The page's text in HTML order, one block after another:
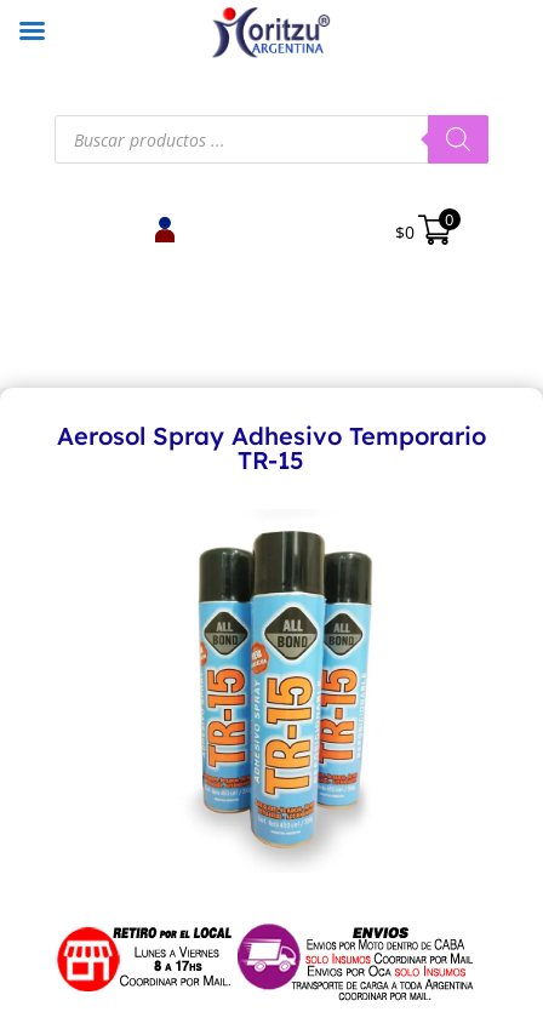
Búsqueda
productos
$0
0
Aerosol Spray Adhesivo Temporario
TR-15